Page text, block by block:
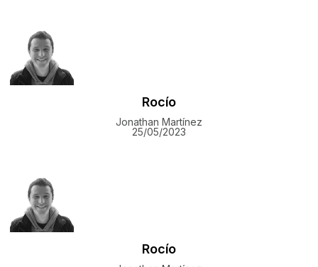
Rocío
Jonathan Martínez
25/05/2023
Rocío